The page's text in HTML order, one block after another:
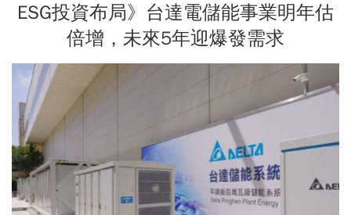
ESG投資布局》台達電儲能事業明年估
倍增，未來5年迎爆發需求